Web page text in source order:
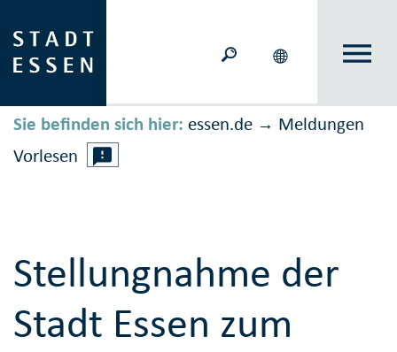
Sie befinden sich hier: essen.de → Meldungen
Vorlesen
Stellungnahme der
Stadt Essen zum